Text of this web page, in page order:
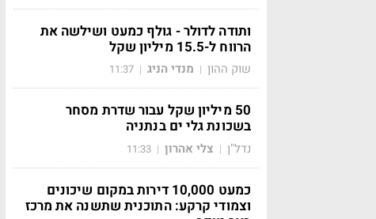
ותודה לדולר - גולף כמעט ושילשה את
הרווח ל-15.5 מיליון שקל
שוק ההון | מנדי הניג |
11:37
50 מיליון שקל עבור שדרת מסחר
בשכונת גלי ים בנתניה
נדל"ן | צלי אהרון |
11:33
כמעט 10,000 דירות במקום שיכונים
וצמודי קרקע: התוכנית שתשנה את מרכז